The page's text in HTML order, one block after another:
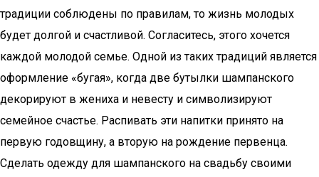
традиции соблюдены по правилам, то жизнь молодых
будет долгой и счастливой. Согласитесь, этого хочется
каждой молодой семье. Одной из таких традиций является
оформление «бугая», когда две бутылки шампанского
декорируют в жениха и невесту и символизируют
семейное счастье. Распивать эти напитки принято на
первую годовщину, а вторую на рождение первенца.
Сделать одежду для шампанского на свадьбу своими